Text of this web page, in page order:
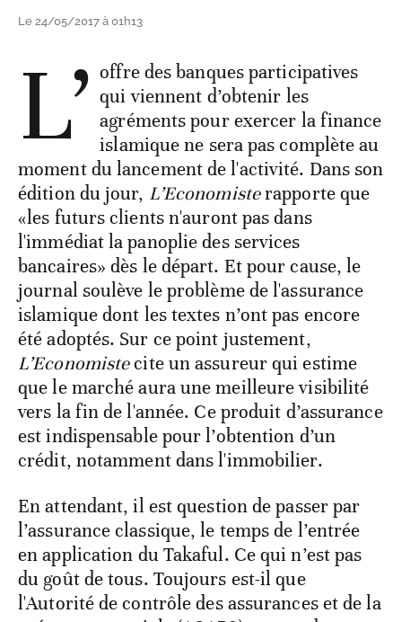
Le 24/05/2017 à 01h13
L’ offre des banques participatives
qui viennent d’obtenir les
agréments pour exercer la finance
islamique ne sera pas complète au
moment du lancement de l'activité. Dans son
édition du jour, L’Economisterapporte que
«les futurs clients n'auront pas dans
l'immédiat la panoplie des services
bancaires» dès le départ. Et pour cause, le
journal soulève le problème de l'assurance
islamique dont les textes n’ont pas encore
été adoptés. Sur ce point justement,
L’Economistecite un assureur qui estime
que le marché aura une meilleure visibilité
vers la fin de l'année. Ce produit d’assurance
est indispensable pour l’obtention d’un
crédit, notamment dans l'immobilier.
En attendant, il est question de passer par
l’assurance classique, le temps de l’entrée
en application du Takaful. Ce qui n’est pas
du goût de tous. Toujours est-il que
l'Autorité de contrôle des assurances et de la